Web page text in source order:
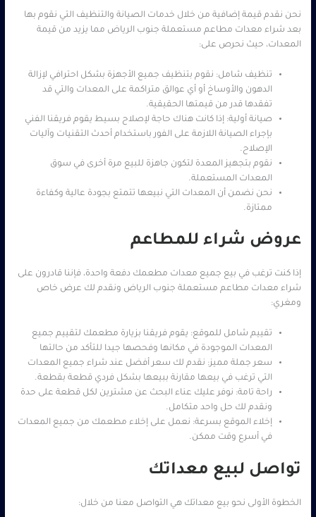
نحن نقدم قيمة إضافية من خلال خدمات الصيانة والتنظيف التي نقوم بها
بعد شراء معدات مطاعم مستعملة جنوب الرياض مما يزيد من قيمة
المعدات، حيث نحرص على:
تنظيف شامل: نقوم بتنظيف جميع الأجهزة بشكل احترافي لإزالة
الدهون والأوساخ أو أي عوالق متراكمة على المعدات والتي قد
تفقدها قدر من قيمتها الحقيقية.
صيانة أولية: إذا كانت هناك حاجة لإصلاح بسيط يقوم فريقنا الفني
بإجراء الصيانة اللازمة على الفور باستخدام أحدث التقنيات وآليات
الإصلاح.
نقوم بتجهيز المعدة لتكون جاهزة للبيع مرة أخرى في سوق
المعدات المستعملة.
نحن نضمن أن المعدات التي نبيعها تتمتع بجودة عالية وكفاءة
ممتازة.
عروض شراء للمطاعم
إذا كنت ترغب في بيع جميع معدات مطعمك دفعة واحدة، فإننا قادرون على
شراء معدات مطاعم مستعملة جنوب الرياض ونقدم لك عرض خاص
ومغري:
تقييم شامل للموقع: يقوم فريقنا بزيارة مطعمك لتقييم جميع
المعدات الموجودة في مكانها وفحصها جيدا للتأكد من حالتها
سعر جملة مميز: نقدم لك سعر أفضل عند شراء جميع المعدات
التي ترغب في بيعها مقارنة ببيعها بشكل فردي قطعة بقطعة.
راحة تامة: نوفر عليك عناء البحث عن مشترين لكل قطعة على حدة
ونقدم لك حل واحد متكامل.
إخلاء الموقع بسرعة: نعمل على إخلاء مطعمك من جميع المعدات
في أسرع وقت ممكن.
تواصل لبيع معداتك
الخطوة الأولى نحو بيع معداتك هي التواصل معنا من خلال: